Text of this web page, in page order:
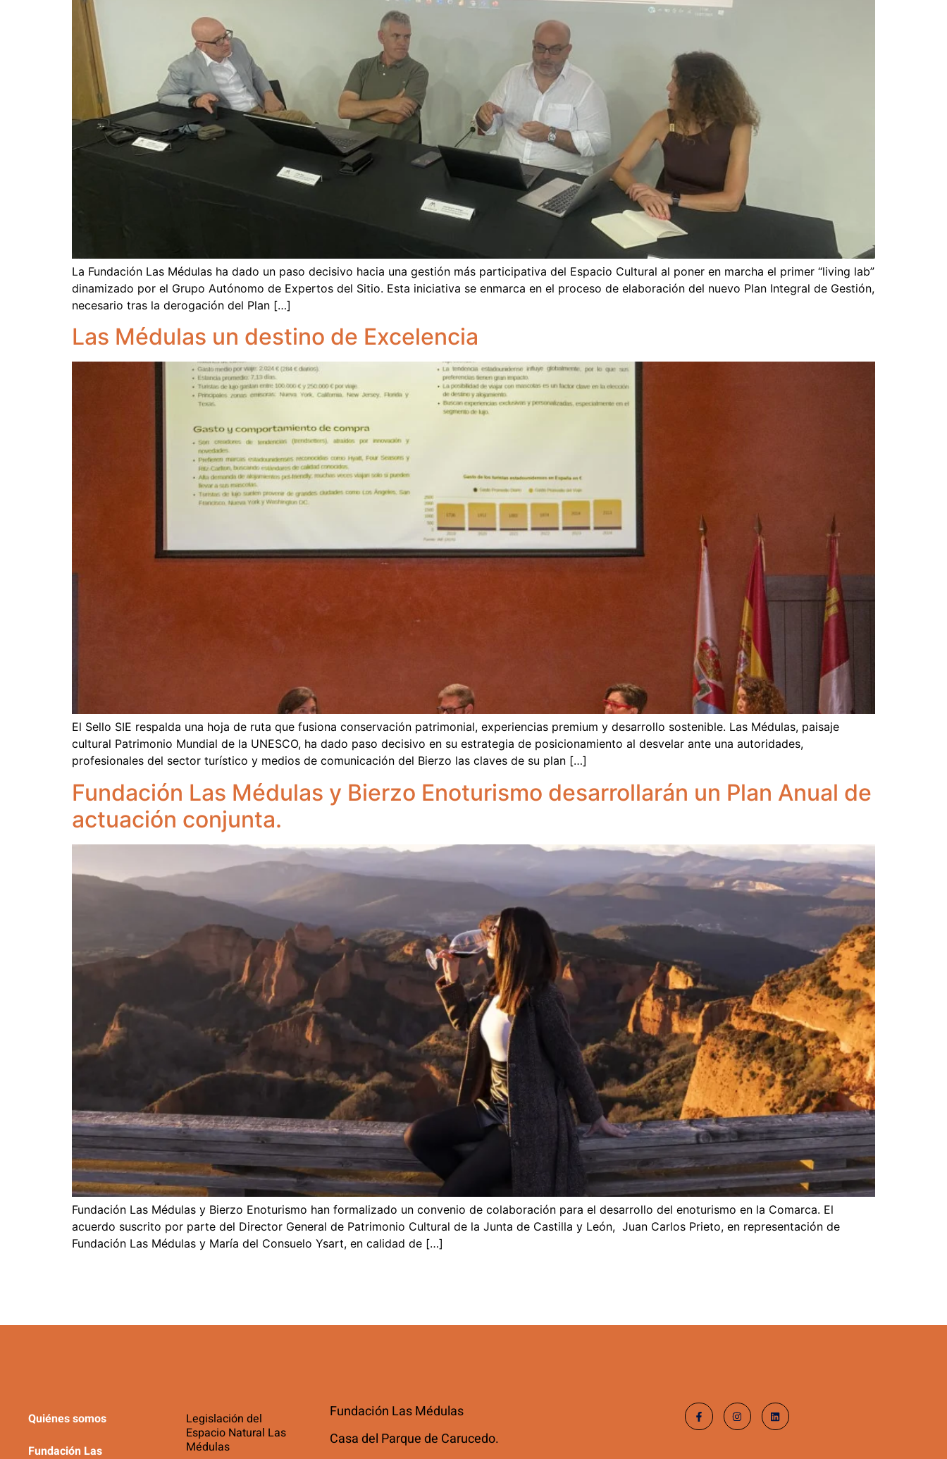
La Fundación Las Médulas ha dado un paso decisivo hacia una gestión más participativa del Espacio Cultural al poner en marcha el primer “living lab”
dinamizado por el Grupo Autónomo de Expertos del Sitio. Esta iniciativa se enmarca en el proceso de elaboración del nuevo Plan Integral de Gestión,
necesario tras la derogación del Plan […]
Las Médulas un destino de Excelencia
El Sello SIE respalda una hoja de ruta que fusiona conservación patrimonial, experiencias premium y desarrollo sostenible. Las Médulas, paisaje
cultural Patrimonio Mundial de la UNESCO, ha dado paso decisivo en su estrategia de posicionamiento al desvelar ante una autoridades,
profesionales del sector turístico y medios de comunicación del Bierzo las claves de su plan […]
Fundación Las Médulas y Bierzo Enoturismo desarrollarán un Plan Anual de
actuación conjunta.
Fundación Las Médulas y Bierzo Enoturismo han formalizado un convenio de colaboración para el desarrollo del enoturismo en la Comarca. El
acuerdo suscrito por parte del Director General de Patrimonio Cultural de la Junta de Castilla y León, Juan Carlos Prieto, en representación de
Fundación Las Médulas y María del Consuelo Ysart, en calidad de […]
Quiénes somos
Fundación Las
Legislación del
Espacio Natural Las
Médulas
Fundación Las Médulas
Casa del Parque de Carucedo.